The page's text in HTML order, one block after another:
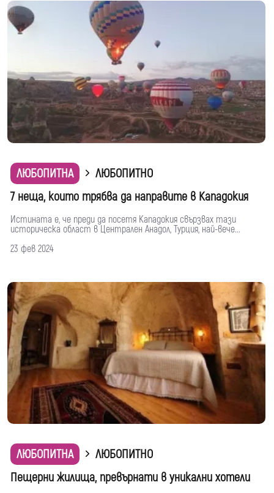
ЛЮБОПИТНА
ЛЮБОПИТНО
7 неща, които трябва да направите в Кападокия
Истината е, че преди да посетя Кападокия свързвах тази
историческа област в Централен Анадол, Турция, най-вече...
23 фев 2024
ЛЮБОПИТНА
ЛЮБОПИТНО
Пещерни жилища, превърнати в уникални хотели